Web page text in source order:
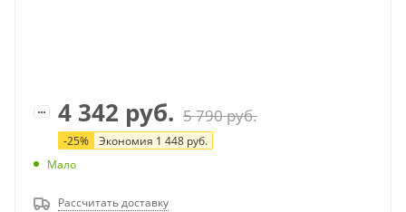
4 342 руб. 5 790руб.
-25% Экономия 1 448 руб.
Мало
Рассчитать доставку